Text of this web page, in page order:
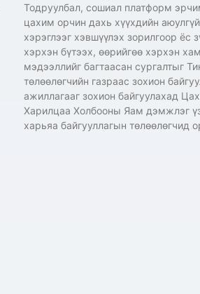
Тодруулбал, сошиал платформ
цахим орчин дахь хүүхдийн
хэрэглээг хэвшүүлэх зорилгоор ёс
хэрхэн бүтээх, өөрийгөө хэрхэн
мэдээллийг багтаасан сургалтыг
төлөөлөгчийн газраас зохион
ажиллагааг зохион байгуулахад
Харилцаа Холбооны Яам дэмжлэг
харьяа байгууллагын төлөөлөгчид